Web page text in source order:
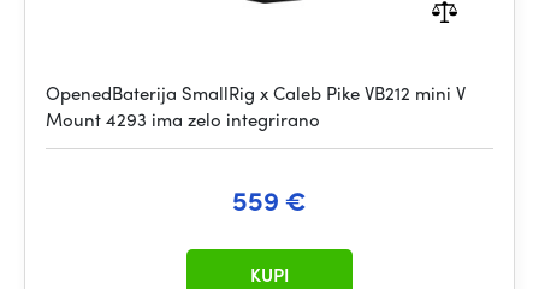
OpenedBaterija SmallRig x Caleb Pike VB212 mini V
Mount 4293 ima zelo integrirano
559 €
KUPI